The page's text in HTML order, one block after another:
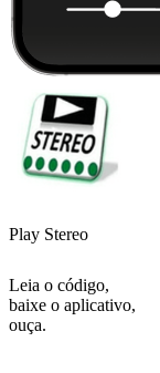
Play Stereo
Leia o código,
baixe o aplicativo,
ouça.